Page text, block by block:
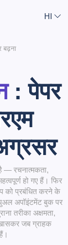
HI
बढ़ना
: पेपर
— रचनात्मकता,
हो गए हैं। फिर
को प्रबंधित करने के
अपॉइंटमेंट बुक पर
तरीका अक्षमता,
जब ग्राहक